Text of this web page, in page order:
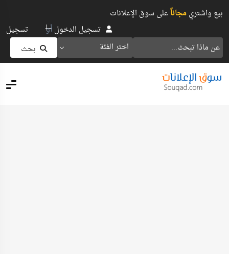
بيع واشتريمجاناًعلى سوق الإعلانات
اختر الفئة بحث
تسجيل الدخولأو تسجيل